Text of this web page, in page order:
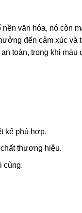
văn hóa, nó còn
đến cảm xúc và
toàn, trong khi màu
kế phù hợp.
thương hiệu.
cùng.